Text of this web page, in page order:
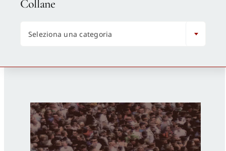
Distribuzione Wolrdwide
CONSIP / MEPA / ANVUR / CINECA
Autori
Proposte di pubblicazione
Collane
Seleziona una categoria